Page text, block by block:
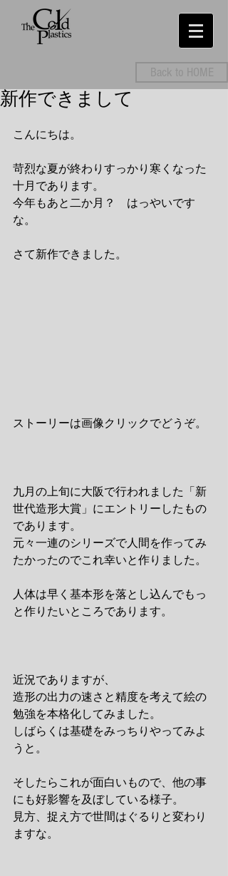
Back to HOME
新作できまして
こんにちは。
苛烈な夏が終わりすっかり寒くなった
十月であります。
今年もあと二か月？　はっやいです
な。
さて新作できました。
ストーリーは画像クリックでどうぞ。
九月の上旬に大阪で行われました「新
世代造形大賞」にエントリーしたもの
であります。
元々一連のシリーズで人間を作ってみ
たかったのでこれ幸いと作りました。
人体は早く基本形を落とし込んでもっ
と作りたいところであります。
近況でありますが、
造形の出力の速さと精度を考えて絵の
勉強を本格化してみました。
しばらくは基礎をみっちりやってみよ
うと。
そしたらこれが面白いもので、他の事
にも好影響を及ぼしている様子。
見方、捉え方で世間はぐるりと変わり
ますな。